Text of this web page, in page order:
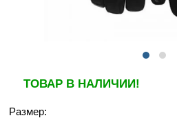
ТОВАР В НАЛИЧИИ!
Размер: